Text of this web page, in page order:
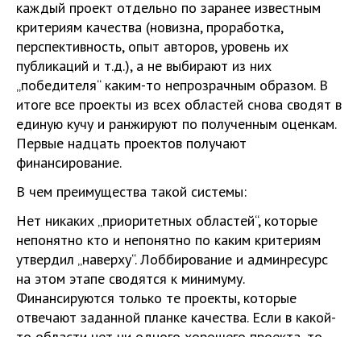
каждый проект отдельно по заранее известным
критериям качества (новизна, проработка,
перспективность, опыт авторов, уровень их
публикаций и т.д.), а не выбирают из них
„победителя“ каким-то непрозрачным образом. В
итоге все проекты из всех областей снова сводят в
единую кучу и ранжируют по полученным оценкам.
Первые надцать проектов получают
финансирование.
В чем преимущества такой системы:
Нет никаких „приоритетных областей“, которые
непонятно кто и непонятно по каким критериям
утвердил „наверху“. Лоббирование и админресурс
на этом этапе сводятся к минимуму.
Финансируются только те проекты, которые
отвечают заданной планке качества. Если в какой-